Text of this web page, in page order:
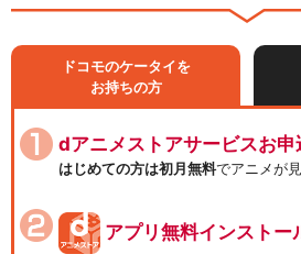
ドコモのケータイを
お持ちの方
dアニメストアサービスお申
はじめての方は初月無料でアニメが
アプリ無料インストー